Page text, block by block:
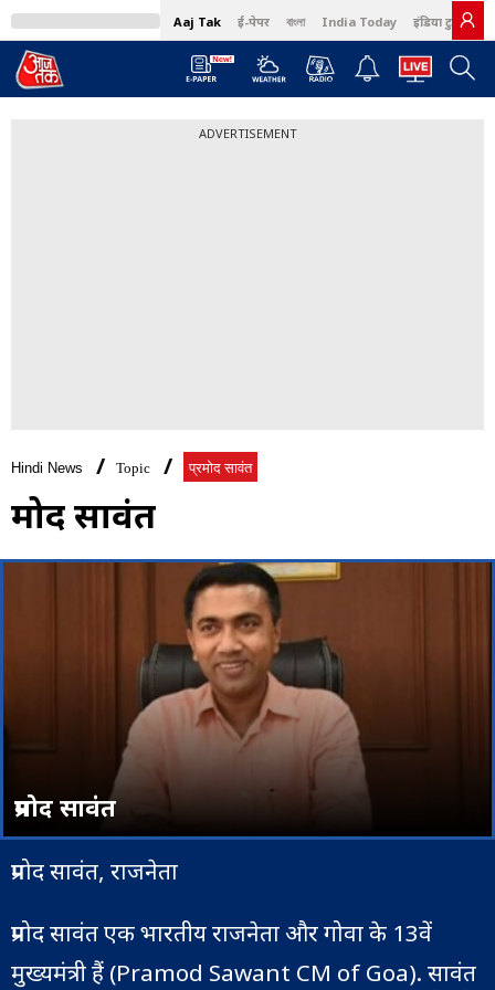
Aaj Tak ई-पेपर বাংলা India Today इंडिया टुडे हिंदी
ADVERTISEMENT
Hindi News Topic प्रमोद सावंत
प्रमोद सावंत
प्रमोद सावंत
प्रमोद सावंत, राजनेता
प्रमोद सावंत एक भारतीय राजनेता और गोवा के 13वें
मुख्यमंत्री हैं (Pramod Sawant CM of Goa). सावंत